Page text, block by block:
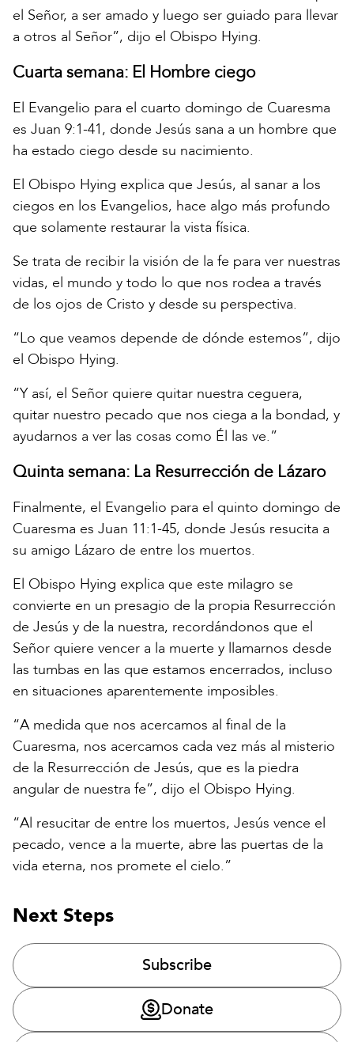
el Señor, a ser amado y luego ser guiado para llevar
a otros al Señor”, dijo el Obispo Hying.
Cuarta semana: El Hombre ciego
El Evangelio para el cuarto domingo de Cuaresma
es Juan 9:1-41, donde Jesús sana a un hombre que
ha estado ciego desde su nacimiento.
El Obispo Hying explica que Jesús, al sanar a los
ciegos en los Evangelios, hace algo más profundo
que solamente restaurar la vista física.
Se trata de recibir la visión de la fe para ver nuestras
vidas, el mundo y todo lo que nos rodea a través
de los ojos de Cristo y desde su perspectiva.
“Lo que veamos depende de dónde estemos”, dijo
el Obispo Hying.
“Y así, el Señor quiere quitar nuestra ceguera,
quitar nuestro pecado que nos ciega a la bondad, y
ayudarnos a ver las cosas como Él las ve.”
Quinta semana: La Resurrección de Lázaro
Finalmente, el Evangelio para el quinto domingo de
Cuaresma es Juan 11:1-45, donde Jesús resucita a
su amigo Lázaro de entre los muertos.
El Obispo Hying explica que este milagro se
convierte en un presagio de la propia Resurrección
de Jesús y de la nuestra, recordándonos que el
Señor quiere vencer a la muerte y llamarnos desde
las tumbas en las que estamos encerrados, incluso
en situaciones aparentemente imposibles.
“A medida que nos acercamos al final de la
Cuaresma, nos acercamos cada vez más al misterio
de la Resurrección de Jesús, que es la piedra
angular de nuestra fe”, dijo el Obispo Hying.
“Al resucitar de entre los muertos, Jesús vence el
pecado, vence a la muerte, abre las puertas de la
vida eterna, nos promete el cielo.”
Next Steps
Subscribe
Donate